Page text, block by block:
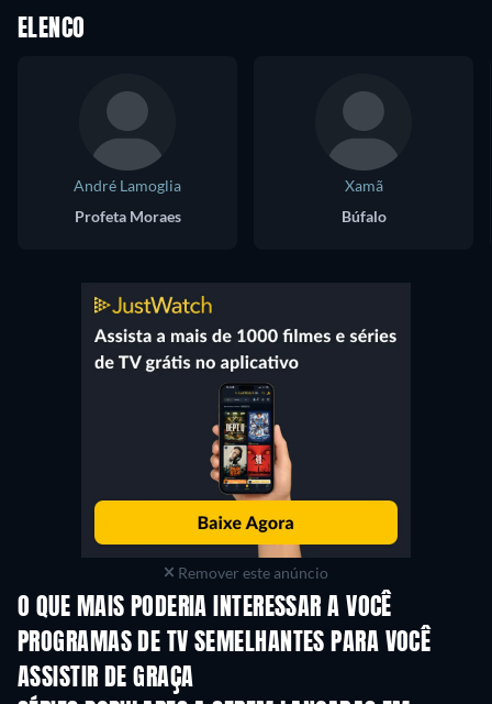
ELENCO
André Lamoglia
Profeta Moraes
Xamã
Búfalo
Remover este anúncio
O QUE MAIS PODERIA INTERESSAR A VOCÊ
Série Série
PROGRAMAS DE TV SEMELHANTES PARA VOCÊ
ASSISTIR DE GRAÇA
Série